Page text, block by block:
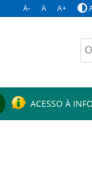
A- A A+
ACESSO À